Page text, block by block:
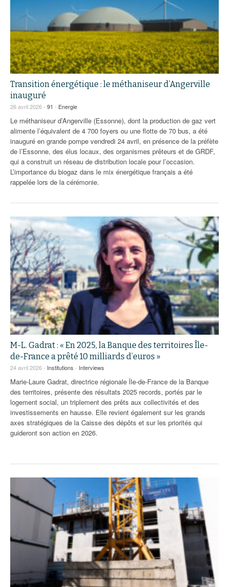
Transition énergétique : le méthaniseur d’Angerville
inauguré
26 avril 2026 - 91 - Energie
Le méthaniseur d’Angerville (Essonne), dont la production de gaz vert
alimente l’équivalent de 4 700 foyers ou une flotte de 70 bus, a été
inauguré en grande pompe vendredi 24 avril, en présence de la préfète
de l’Essonne, des élus locaux, des organismes prêteurs et de GRDF,
qui a construit un réseau de distribution locale pour l’occasion.
L’importance du biogaz dans le mix énergétique français a été
rappelée lors de la cérémonie.
M-L. Gadrat : « En 2025, la Banque des territoires Île-
de-France a prêté 10 milliards d’euros »
24 avril 2026 - Institutions - Interviews
Marie-Laure Gadrat, directrice régionale Île-de-France de la Banque
des territoires, présente des résultats 2025 records, portés par le
logement social, un triplement des prêts aux collectivités et des
investissements en hausse. Elle revient également sur les grands
axes stratégiques de la Caisse des dépôts et sur les priorités qui
guideront son action en 2026.